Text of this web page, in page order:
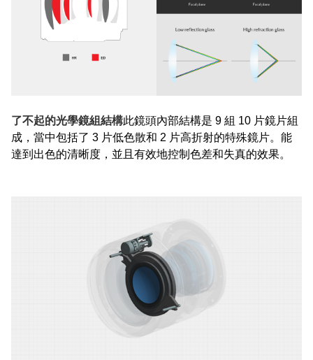
了不起的光學鏡組結構此鏡頭內部結構是 9 組 10 片鏡片組
成，當中包括了 3 片低色散和 2 片高折射的特殊鏡片。能
達到出色的清晰度，並且有效地控制色差和失真的效果。